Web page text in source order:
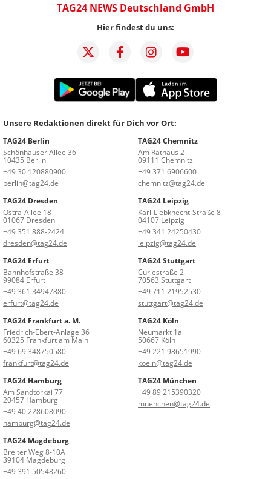
TAG24 NEWS Deutschland GmbH
Hier findest du uns:
Unsere Redaktionen direkt für Dich vor Ort:
TAG24 Berlin
Schönhauser Allee 36
10435 Berlin
+49 30 120880900
berlin@tag24.de
TAG24 Chemnitz
Am Rathaus 2
09111 Chemnitz
+49 371 6906600
chemnitz@tag24.de
TAG24 Dresden
Ostra-Allee 18
01067 Dresden
+49 351 888-2424
dresden@tag24.de
TAG24 Leipzig
Karl-Liebknecht-Straße 8
04107 Leipzig
+49 341 24250430
leipzig@tag24.de
TAG24 Erfurt
Bahnhofstraße 38
99084 Erfurt
+49 361 34947880
erfurt@tag24.de
TAG24 Stuttgart
Curiestraße 2
70563 Stuttgart
+49 711 21952530
stuttgart@tag24.de
TAG24 Frankfurt a. M.
Friedrich-Ebert-Anlage 36
60325 Frankfurt am Main
+49 69 348750580
frankfurt@tag24.de
TAG24 Köln
Neumarkt 1a
50667 Köln
+49 221 98651990
koeln@tag24.de
TAG24 Hamburg
Am Sandtorkai 77
20457 Hamburg
+49 40 228608090
hamburg@tag24.de
TAG24 München
+49 89 215390320
muenchen@tag24.de
TAG24 Magdeburg
Breiter Weg 8-10A
39104 Magdeburg
+49 391 50548260